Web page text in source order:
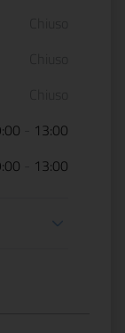
13:00
13:00